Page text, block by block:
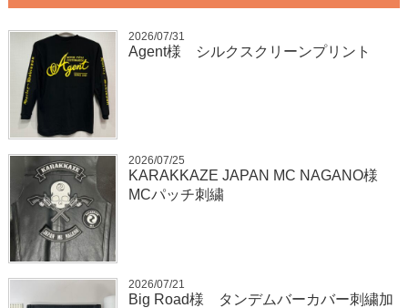
2026/07/31
Agent様 シルクスクリーンプリント
2026/07/25
KARAKKAZE JAPAN MC NAGANO様
MCパッチ刺繍
2026/07/21
Big Road様 タンデムバーカバー刺繍加